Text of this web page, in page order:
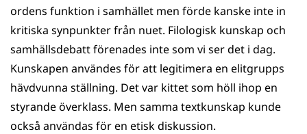
ordens funktion i samhället men förde kanske inte in
kritiska synpunkter från nuet. Filologisk kunskap och
samhällsdebatt förenades inte som vi ser det i dag.
Kunskapen användes för att legitimera en elitgrupps
hävdvunna ställning. Det var kittet som höll ihop en
styrande överklass. Men samma textkunskap kunde
också användas för en etisk diskussion.